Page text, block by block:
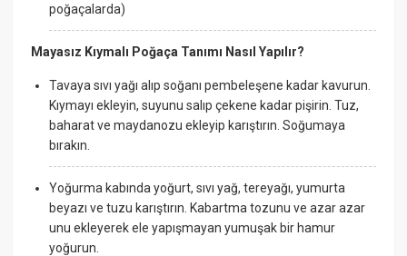
poğaçalarda)
Mayasız Kıymalı Poğaça Tanımı Nasıl Yapılır?
Tavaya sıvı yağı alıp soğanı pembeleşene kadar kavurun.
Kıymayı ekleyin, suyunu salıp çekene kadar pişirin. Tuz,
baharat ve maydanozu ekleyip karıştırın. Soğumaya
bırakın.
Yoğurma kabında yoğurt, sıvı yağ, tereyağı, yumurta
beyazı ve tuzu karıştırın. Kabartma tozunu ve azar azar
unu ekleyerek ele yapışmayan yumuşak bir hamur
yoğurun.